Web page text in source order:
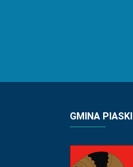
GMINA PIASKI